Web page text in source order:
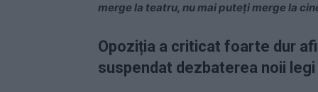
merge la teatru, nu mai puteți merge la
Opoziția a criticat foarte dur
suspendat dezbaterea noii